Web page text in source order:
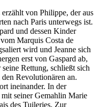
von Philippe, der aus
nach Paris unterwegs ist.
und dessen Kinder
Marquis Costa de
wird und Jeanne sich
erst von Gaspard ab,
Rettung, schließt sich
Revolutionären an.
ineinander. In der
seiner Gemahlin Marie
des Tuileries. Zur